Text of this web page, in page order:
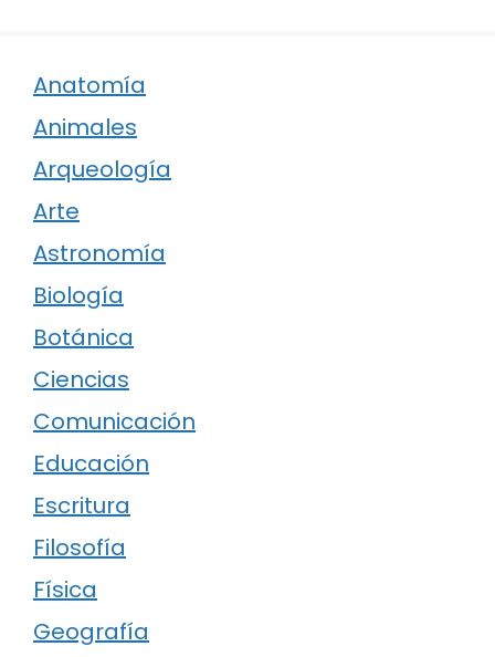
Anatomía
Animales
Arqueología
Arte
Astronomía
Biología
Botánica
Ciencias
Comunicación
Educación
Escritura
Filosofía
Física
Geografía